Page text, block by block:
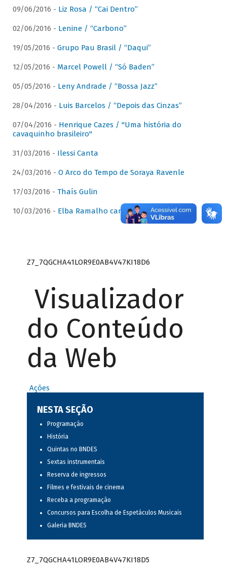
09/06/2016 - Liz Rosa / “Cai Dentro”
02/06/2016 - Lenine / “Carbono”
19/05/2016 - Grupo Pau Brasil / “Daqui”
12/05/2016 - Marcel Powell / “Só Baden”
05/05/2016 - Leny Andrade / “Bossa Jazz”
28/04/2016 - Luis Barcelos / “Depois das Cinzas”
07/04/2016 - Henrique Cazes / "Uma história do
cavaquinho brasileiro"
31/03/2016 - Ilessi Canta
24/03/2016 - O Arco do Tempo de Soraya Ravenle
17/03/2016 - Thaís Gulin
10/03/2016 - Elba Ramalho canta Dominguinhos
Z7_7QGCHA41LOR9E0AB4V47KI18D6
Visualizador
do Conteúdo
da Web
Ações
NESTA SEÇÃO
Programação
História
Quintas no BNDES
Sextas instrumentais
Reserva de ingressos
Filmes e festivais de cinema
Receba a programação
Concursos para Escolha de Espetáculos Musicais
Galeria BNDES
Z7_7QGCHA41LOR9E0AB4V47KI18D5